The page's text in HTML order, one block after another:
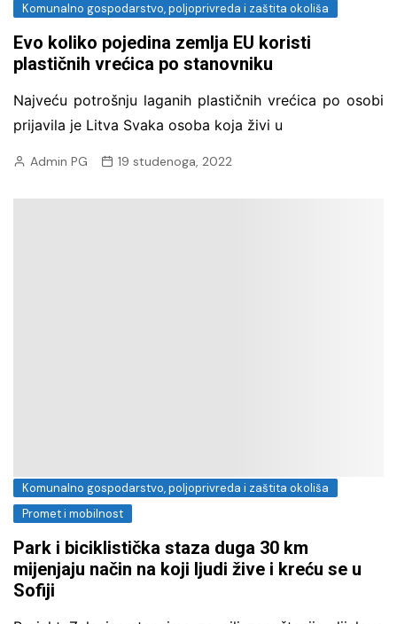
Komunalno gospodarstvo, poljoprivreda i zaštita okoliša
Evo koliko pojedina zemlja EU koristi
plastičnih vrećica po stanovniku
Najveću potrošnju laganih plastičnih vrećica po osobi
prijavila je Litva Svaka osoba koja živi u
Admin PG 19 studenoga, 2022
Komunalno gospodarstvo, poljoprivreda i zaštita okoliša
Promet i mobilnost
Park i biciklistička staza duga 30 km
mijenjaju način na koji ljudi žive i kreću se u
Sofiji